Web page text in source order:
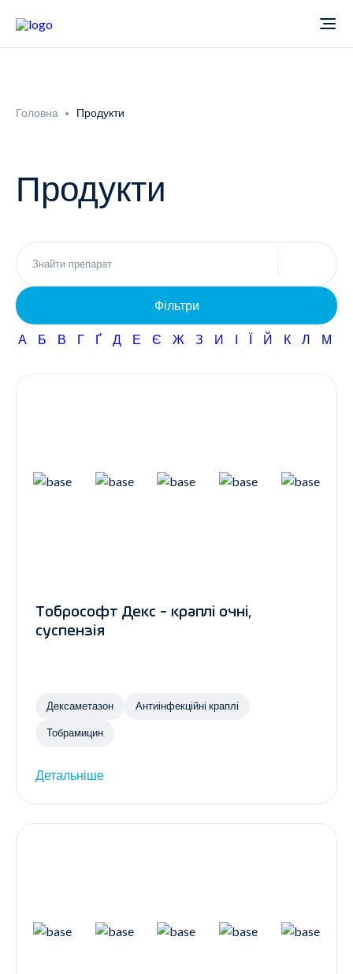
Новини
Неврологія
Фармаконагляд
Кар'єра
Головна Продукти
Продукти
Фільтри
А Б В Г Ґ Д Е Є Ж З И І Ї Й К Л М
Тобрософт Декс - краплі очні,
суспензія
Дексаметазон Антиінфекційні краплі
Тобрамицин
Детальніше